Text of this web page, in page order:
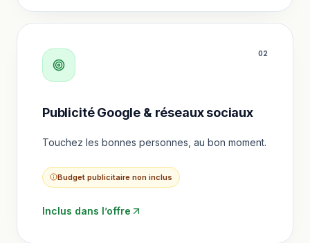
02
Publicité Google & réseaux sociaux
Touchez les bonnes personnes, au bon moment.
Budget publicitaire non inclus
Inclus dans l’offre